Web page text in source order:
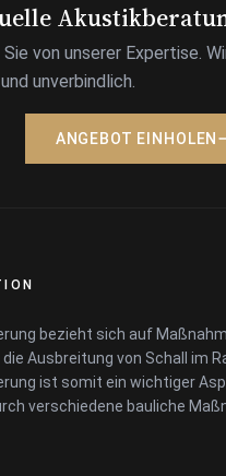
von unserer Expertise.
unverbindlich.
ANGEBOT EINHOLEN
bezieht sich auf
Ausbreitung von Schall im
ist somit ein wichtiger
verschiedene bauliche